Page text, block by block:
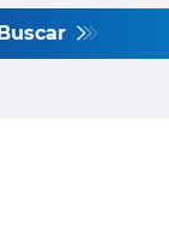
Buscar